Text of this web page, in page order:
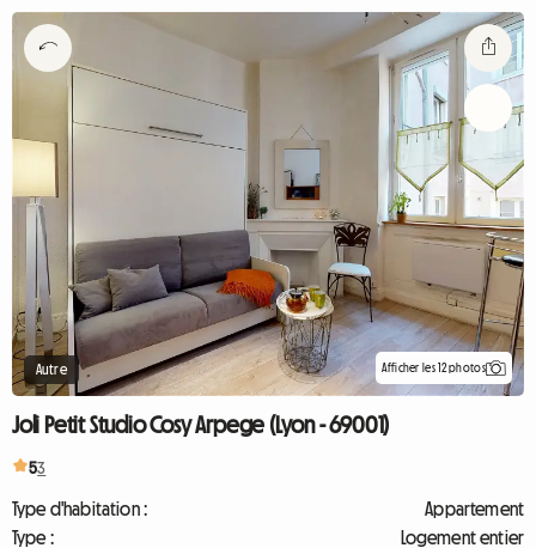
Autre Afficher les 12 photos
Joli Petit Studio Cosy Arpege (Lyon - 69001)
53
Type d'habitation :
Appartement
Type :
Logement entier